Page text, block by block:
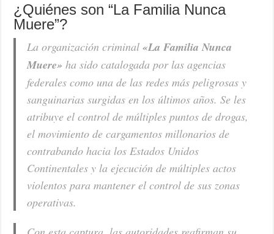
¿Quiénes son “La Familia Nunca
Muere”?
La organización criminal«La Familia Nunca
Muere» ha sido catalogada por las agencias
federales como una de las redes más peligrosas y
sanguinarias surgidas en los últimos años. Se les
atribuye el control de múltiples puntos de drogas,
el movimiento de cargamentos millonarios de
contrabando hacia los Estados Unidos
Continentales y la ejecución de múltiples actos
violentos para mantener el control de sus zonas
operativas.